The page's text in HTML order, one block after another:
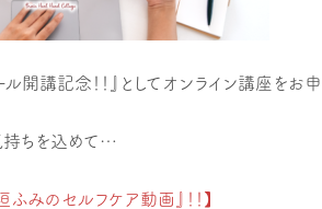
ル開講記念！！』としてオンライン講座を
持ちを込めて…
みのセルフケア動画』！！】